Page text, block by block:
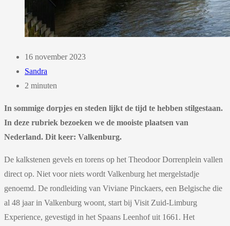
16 november 2023
Sandra
2 minuten
In sommige dorpjes en steden lijkt de tijd te hebben stilgestaan.
In deze rubriek bezoeken we de mooiste plaatsen van
Nederland. Dit keer: Valkenburg.
De kalkstenen gevels en torens op het Theodoor Dorrenplein vallen
direct op. Niet voor niets wordt Valkenburg het mergelstadje
genoemd. De rondleiding van Viviane Pinckaers, een Belgische die
al 48 jaar in Valkenburg woont, start bij Visit Zuid-Limburg
Experience, gevestigd in het Spaans Leenhof uit 1661. Het